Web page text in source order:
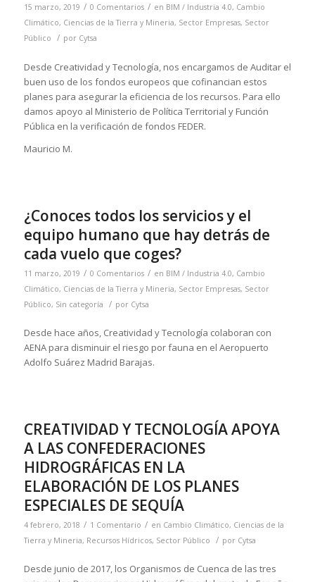
15 marzo, 2019 / 0 Comentarios / en BIM / Industria 4.0, Cambio
Climático, Ciencias de la Tierra y Mineria, Sector Empresas, Sector
Público
/ por Cytsa
Desde Creatividad y Tecnología, nos encargamos de Auditar el
buen uso de los fondos europeos que cofinancian estos
planes para asegurar la eficiencia de los recursos. Para ello
damos apoyo al Ministerio de Política Territorial y Función
Pública en la verificación de fondos FEDER.
Mauricio M.
¿Conoces todos los servicios y el
equipo humano que hay detrás de
cada vuelo que coges?
11 marzo, 2019 / 0 Comentarios / en BIM / Industria 4.0, Cambio
Climático, Ciencias de la Tierra y Mineria, Sector Empresas, Sector
Público, Sin categoría / por Cytsa
Desde hace años, Creatividad y Tecnología colaboran con
AENA para disminuir el riesgo por fauna en el Aeropuerto
Adolfo Suárez Madrid Barajas.
CREATIVIDAD Y TECNOLOGÍA APOYA
A LAS CONFEDERACIONES
HIDROGRÁFICAS EN LA
ELABORACIÓN DE LOS PLANES
ESPECIALES DE SEQUÍA
4 febrero, 2018 / 1 Comentario / en Cambio Climático, Ciencias de la
Tierra y Mineria, Recursos Hídricos, Sector Público / por Cytsa
Desde junio de 2017, los Organismos de Cuenca de las tres